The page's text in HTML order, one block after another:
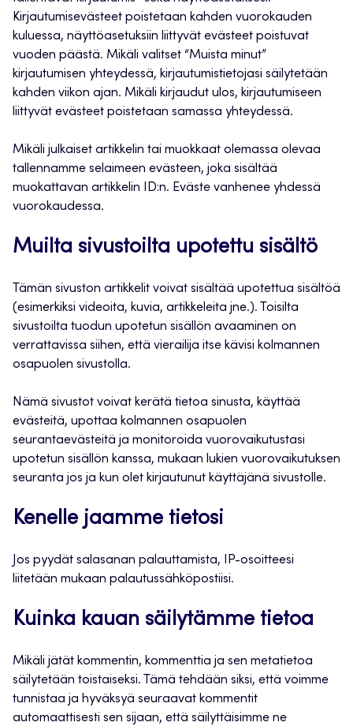
Kirjautumisevästeet poistetaan kahden vuorokauden
kuluessa, näyttöasetuksiin liittyvät evästeet poistuvat
vuoden päästä. Mikäli valitset “Muista minut”
kirjautumisen yhteydessä, kirjautumistietojasi säilytetään
kahden viikon ajan. Mikäli kirjaudut ulos, kirjautumiseen
liittyvät evästeet poistetaan samassa yhteydessä.
Mikäli julkaiset artikkelin tai muokkaat olemassa olevaa
tallennamme selaimeen evästeen, joka sisältää
muokattavan artikkelin ID:n. Eväste vanhenee yhdessä
vuorokaudessa.
Muilta sivustoilta upotettu sisältö
Tämän sivuston artikkelit voivat sisältää upotettua sisältöä
(esimerkiksi videoita, kuvia, artikkeleita jne.). Toisilta
sivustoilta tuodun upotetun sisällön avaaminen on
verrattavissa siihen, että vierailija itse kävisi kolmannen
osapuolen sivustolla.
Nämä sivustot voivat kerätä tietoa sinusta, käyttää
evästeitä, upottaa kolmannen osapuolen
seurantaevästeitä ja monitoroida vuorovaikutustasi
upotetun sisällön kanssa, mukaan lukien vuorovaikutuksen
seuranta jos ja kun olet kirjautunut käyttäjänä sivustolle.
Kenelle jaamme tietosi
Jos pyydät salasanan palauttamista, IP-osoitteesi
liitetään mukaan palautussähköpostiisi.
Kuinka kauan säilytämme tietoa
Mikäli jätät kommentin, kommenttia ja sen metatietoa
säilytetään toistaiseksi. Tämä tehdään siksi, että voimme
tunnistaa ja hyväksyä seuraavat kommentit
automaattisesti sen sijaan, että säilyttäisimme ne